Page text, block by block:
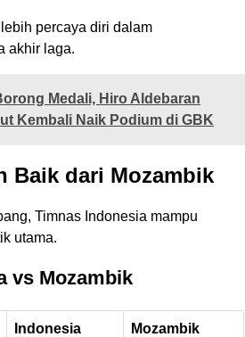
percaya diri dalam
akhir laga.
Medali, Hiro Aldebaran
Kembali Naik Podium di GBK
Baik dari Mozambik
Timnas Indonesia mampu
utama.
vs Mozambik
Indonesia Mozambik